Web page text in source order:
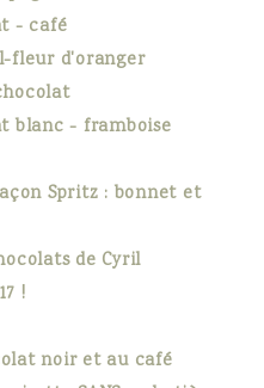
- café
fleur d'oranger
blanc - framboise
Spritz : bonnet et
de Cyril
!
noir et au café